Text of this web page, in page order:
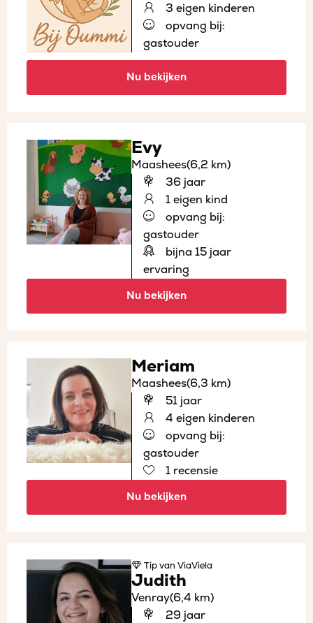
3 eigen kinderen
opvang bij:
gastouder
Nu bekijken
Evy
Maashees(6,2 km)
36 jaar
1 eigen kind
opvang bij:
gastouder
bijna 15 jaar
ervaring
Nu bekijken
Meriam
Maashees(6,3 km)
51 jaar
4 eigen kinderen
opvang bij:
gastouder
1 recensie
Nu bekijken
Tipvan ViaViela
Judith
Venray(6,4 km)
29 jaar